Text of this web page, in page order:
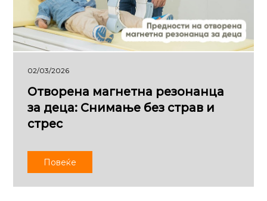
02/03/2026
Отворена магнетна резонанца
за деца: Снимање без страв и
стрес
Повеќе